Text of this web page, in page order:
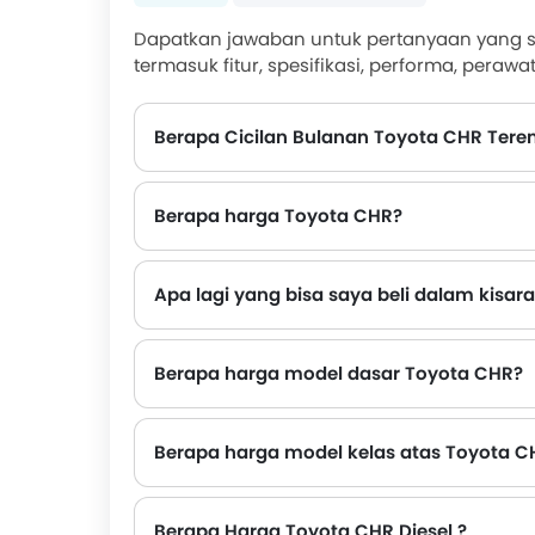
Dapatkan jawaban untuk pertanyaan yang
termasuk fitur, spesifikasi, performa,
Berapa Cicilan Bulanan Toyota CHR
Berapa harga Toyota CHR?
Apa lagi yang bisa saya beli dalam
Berapa harga model dasar Toyota CHR?
Berapa harga model kelas atas Toyota